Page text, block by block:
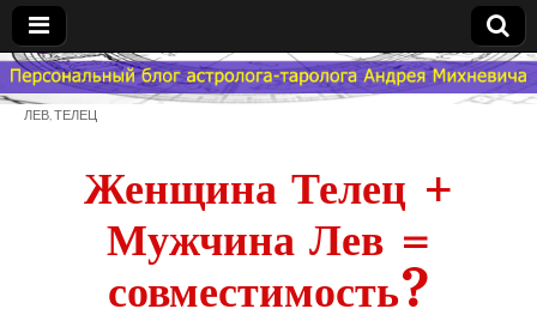
Гороскоп
Мой
Знак
Зодиака
ЛЕВ ТЕЛЕЦ
Женщина Телец +
Мужчина Лев =
совместимость?